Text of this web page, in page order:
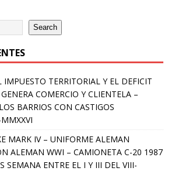
Search
IMPUESTO TERRITORIAL Y EL DEFICIT
COMERCIO Y CLIENTELA –
BARRIOS CON CASTIGOS
MARK IV – UNIFORME ALEMAN
ALEMAN WWI – CAMIONETA C-20 1987
SEMANA ENTRE EL I Y III DEL VIII-